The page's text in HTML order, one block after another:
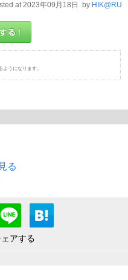
at 2023年09月18日 by HIK@RU
うになります。
る
アする